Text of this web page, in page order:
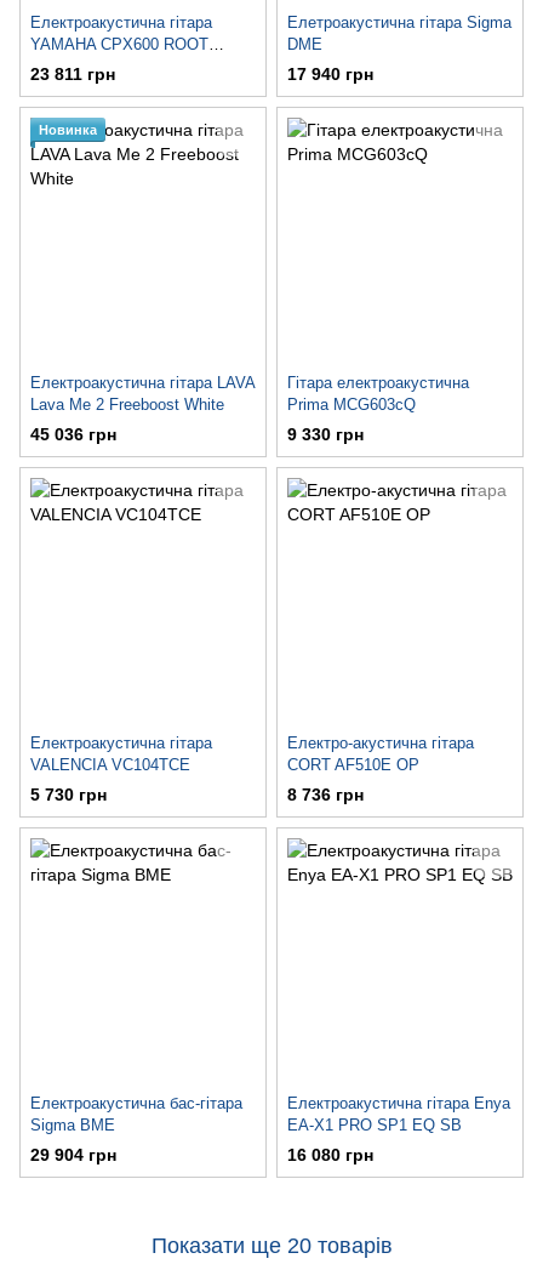
Електроакустична гітара
YAMAHA CPX600 ROOT
BEER
23 811 грн
Елетроакустична гітара Sigma
DME
17 940 грн
Новинка
Електроакустична гітара LAVA
Lava Me 2 Freeboost White
45 036 грн
Гітара електроакустична
Prima MCG603cQ
9 330 грн
Електроакустична гітара
VALENCIA VC104TCE
5 730 грн
Електро-акустична гітара
CORT AF510E OP
8 736 грн
Електроакустична бас-гітара
Sigma BME
29 904 грн
Електроакустична гітара Enya
EA-X1 PRO SP1 EQ SB
16 080 грн
Показати ще 20 товарів